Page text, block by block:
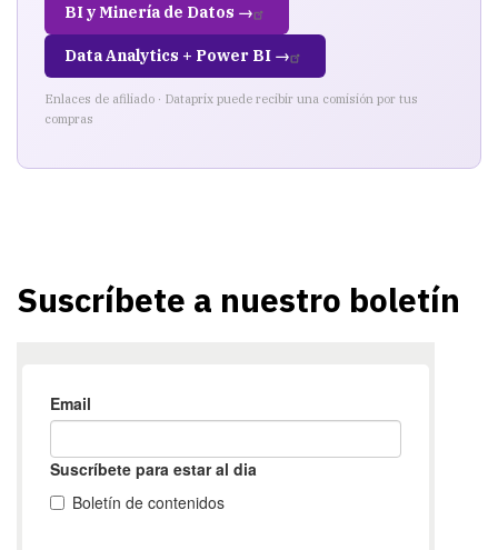
BI y Minería de Datos →
Data Analytics + Power BI →
Enlaces de afiliado · Dataprix puede recibir una comisión por tus
compras
Suscríbete a nuestro boletín